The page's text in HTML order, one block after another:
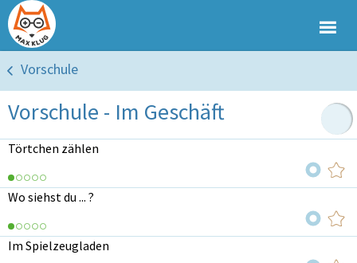
Vorschule
Vorschule - Im Geschäft
Törtchen zählen
Wo siehst du ... ?
Im Spielzeugladen